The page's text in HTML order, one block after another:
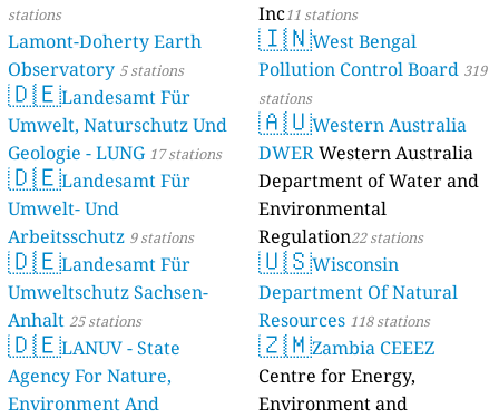
stations
Lamont-Doherty Earth
Observatory 5 stations
🇩🇪Landesamt Für
Umwelt, Naturschutz Und
Geologie - LUNG 17 stations
🇩🇪Landesamt Für
Umwelt- Und
Arbeitsschutz 9 stations
🇩🇪Landesamt Für
Umweltschutz Sachsen-
Anhalt 25 stations
🇩🇪LANUV - State
Agency For Nature,
Environment And
Inc11 stations
🇮🇳West Bengal
Pollution Control Board 319
stations
🇦🇺Western Australia
DWERWestern Australia
Department of Water and
Environmental
Regulation22 stations
🇺🇸Wisconsin
Department Of Natural
Resources 118 stations
🇿🇲Zambia CEEEZ
Centre for Energy,
Environment and